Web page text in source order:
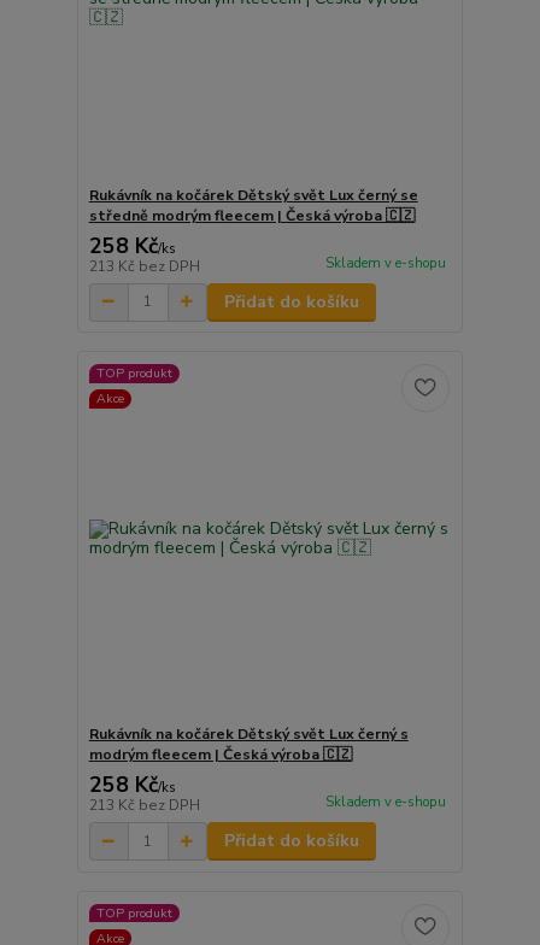
Rukávník na kočárek Dětský svět Lux černý se
středně modrým fleecem | Česká výroba 🇨🇿
258 Kč/ks
213 Kč bez DPH Skladem v e-shopu
Přidat do košíku
TOP produkt
Akce
Rukávník na kočárek Dětský svět Lux černý s
modrým fleecem | Česká výroba 🇨🇿
258 Kč/ks
213 Kč bez DPH Skladem v e-shopu
Přidat do košíku
TOP produkt
Akce